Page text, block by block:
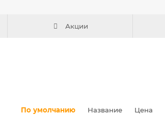
Акции
По умолчанию Название Цена